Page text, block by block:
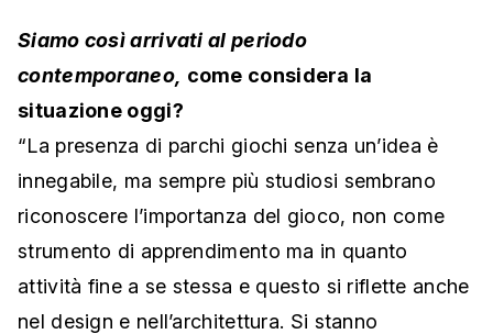
Siamo così arrivati al periodo
contemporaneo, come considera la
situazione oggi?
“La presenza di parchi giochi senza un’idea è
innegabile, ma sempre più studiosi sembrano
riconoscere l’importanza del gioco, non come
strumento di apprendimento ma in quanto
attività fine a se stessa e questo si riflette anche
nel design e nell’architettura. Si stanno